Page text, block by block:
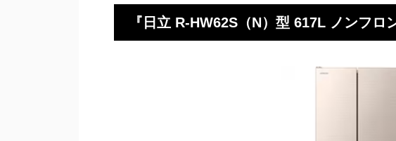
『日立 R-HW62S（N）型 617L ノンフロ